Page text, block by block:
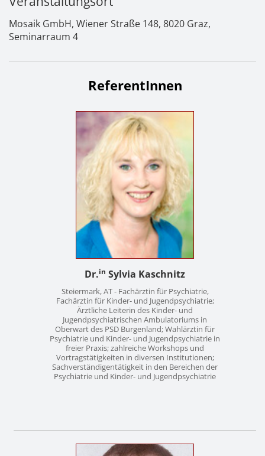
Mosaik GmbH, Wiener Straße 148, 8020 Graz,
Seminarraum 4
ReferentIn
Dr.in Sylvia Kaschnitz
Steiermark, AT - Fachärztin für Psychiatrie,
Fachärztin für Kinder- und Jugendpsychiatrie;
Ärztliche Leiterin des Kinder- und
Jugendpsychiatrischen Ambulatoriums in
Oberwart des PSD Burgenland; Wahlärztin für
Psychiatrie und Kinder- und Jugendpsychiatrie in
freier Praxis; zahlreiche Workshops und
Vortragstätigkeiten in diversen Institutionen;
Sachverständigentätigkeit in den Bereichen der
Psychiatrie und Kinder- und Jugendpsychiatrie